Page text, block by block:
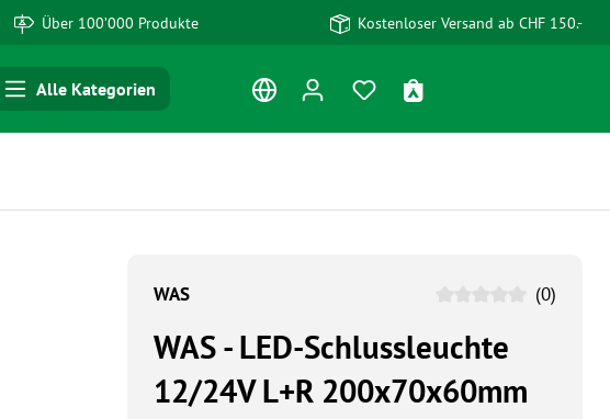
Über 100’000 Produkte Kostenloser Versand ab CHF 150.-
Du hast 0 Produkte auf dem
Alle Kategorien
WAS (0)
WAS - LED-Schlussleuchte
12/24V L+R 200x70x60mm